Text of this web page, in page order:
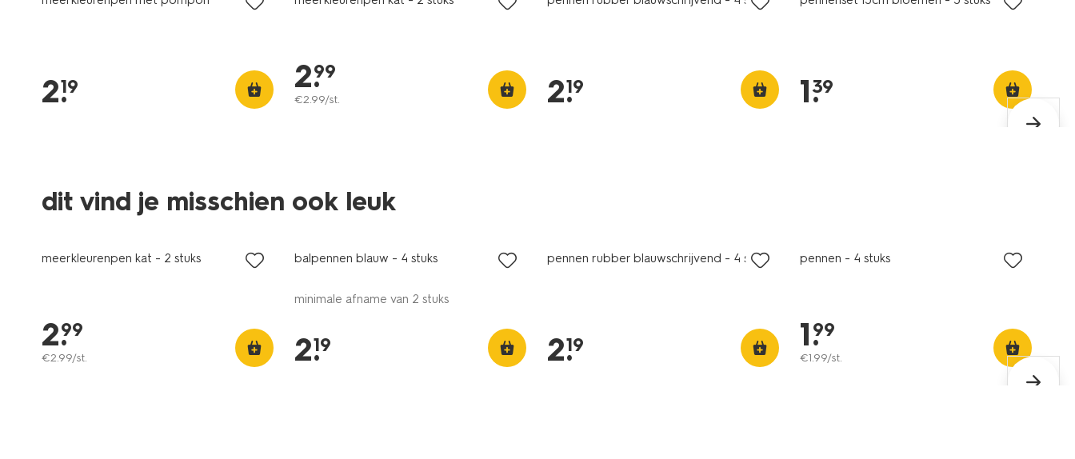
2.
19 2.
99
€2.99/st. 2.
19 1.
39
dit vind je misschien ook leuk
meerkleurenpen kat - 2 stuks
2.
99
€2.99/st.
balpennen blauw - 4 stuks
minimale afname van 2 stuks
2.
19
pennen rubber blauwschrijvend - 4 stuks
2.
19
pennen - 4 stuks
1.
99
€1.99/st.